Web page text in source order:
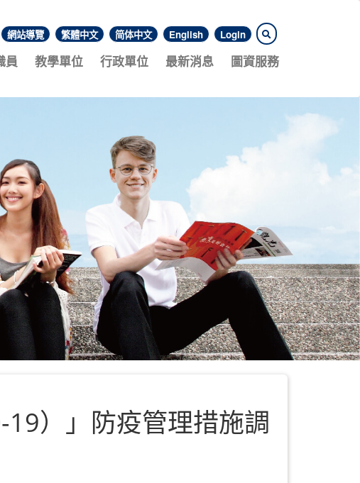
網站導覽 繁體中文 简体中文 English Login
員 教學單位 行政單位 最新消息 圖資服務
19）」防疫管理措施調